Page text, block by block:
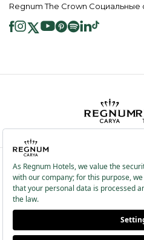
Regnum The Crown Социальные
2026 ® Regnum Hotels. Все
Политика в отношении
файлов cookie
Главная